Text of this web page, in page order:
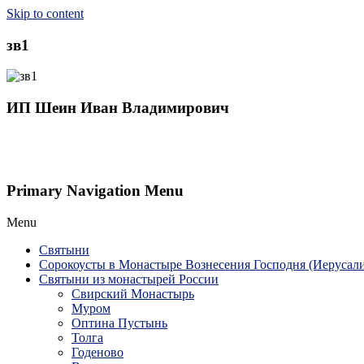
Skip to content
зв1
ИП Шеин Иван Владимирович
Primary Navigation Menu
Menu
Святыни
Сорокоусты в Монастыре Вознесения Господня
Святыни из монастырей России
Свирский Монастырь
Муром
Оптина Пустынь
Толга
Годеново